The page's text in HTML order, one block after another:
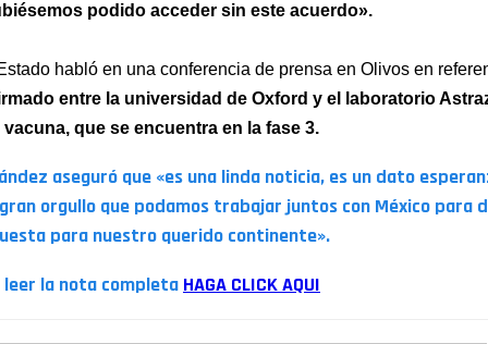
podido acceder sin este acuerdo».
habló en una conferencia de prensa en Olivos en
entre la universidad de Oxford y el laboratorio
que se encuentra en la fase 3.
aseguró que «es una linda noticia, es un dato
orgullo que podamos trabajar juntos con México para
para nuestro querido continente».
leer la nota completa HAGA CLICK AQUI